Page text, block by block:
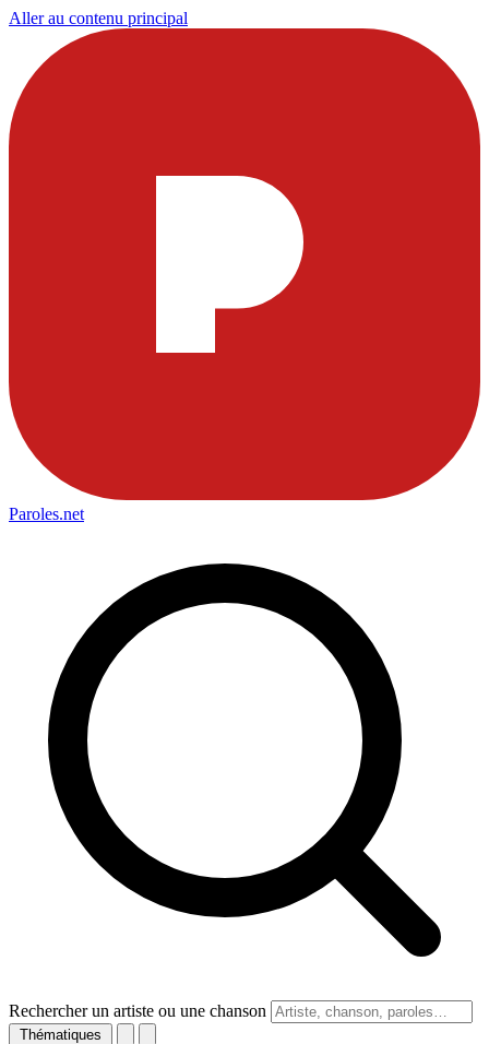
Aller au contenu principal
Paroles.net
Rechercher un artiste ou une chanson
Thématiques